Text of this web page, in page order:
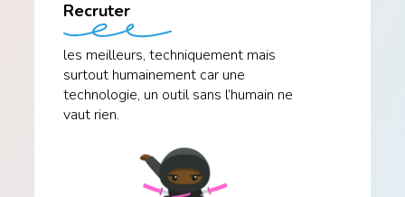
Recruter
les meilleurs, techniquement mais
surtout humainement car une
technologie, un outil sans l’humain ne
vaut rien.